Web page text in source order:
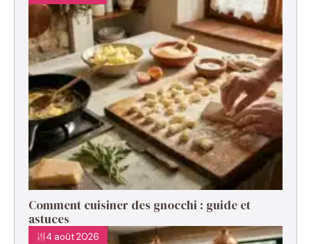
Comment cuisiner des gnocchi : guide et
astuces
4 août 2026